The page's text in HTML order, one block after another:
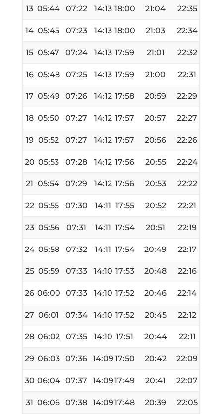
13 05:44 07:22 14:13 18:00 21:04 22:35
14 05:45 07:23 14:13 18:00 21:03 22:34
15 05:47 07:24 14:13 17:59 21:01 22:32
16 05:48 07:25 14:13 17:59 21:00 22:31
17 05:49 07:26 14:12 17:58 20:59 22:29
18 05:50 07:27 14:12 17:57 20:57 22:27
19 05:52 07:27 14:12 17:57 20:56 22:26
20 05:53 07:28 14:12 17:56 20:55 22:24
21 05:54 07:29 14:12 17:56 20:53 22:22
22 05:55 07:30 14:11 17:55 20:52 22:21
23 05:56 07:31 14:11 17:54 20:51 22:19
24 05:58 07:32 14:11 17:54 20:49 22:17
25 05:59 07:33 14:10 17:53 20:48 22:16
26 06:00 07:33 14:10 17:52 20:46 22:14
27 06:01 07:34 14:10 17:52 20:45 22:12
28 06:02 07:35 14:10 17:51 20:44 22:11
29 06:03 07:36 14:09 17:50 20:42 22:09
30 06:04 07:37 14:0917:49 20:41 22:07
31 06:06 07:38 14:0917:48 20:39 22:05